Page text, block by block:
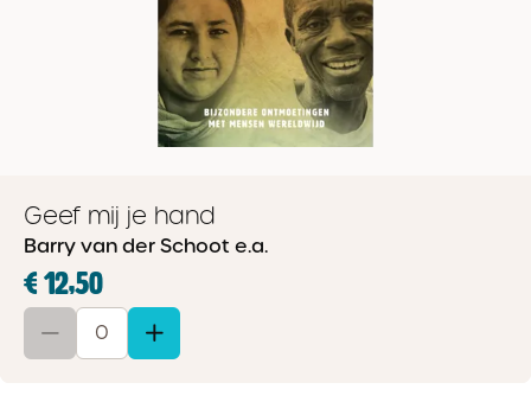
Geef mij je hand
Barry van der Schoot e.a.
€ 12,50